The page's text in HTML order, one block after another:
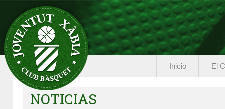
Inicio El
NOTICIAS